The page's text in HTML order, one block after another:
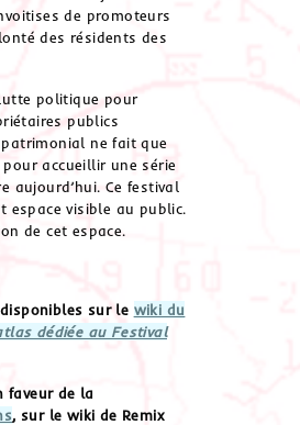
de promoteurs
des résidents des
politique pour
publics
ne fait que
accueillir une série
aujourd’hui. Ce festival
espace visible au public.
de cet espace.
sur le wiki du
dédiée au Festival
faveur de la
, sur le wiki de Remix